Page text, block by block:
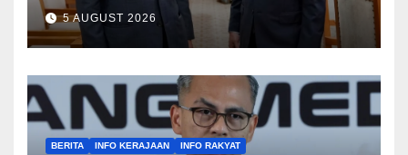
hubungan pertahanan
serantau
5 AUGUST 2026
BERITA INFO KERAJAAN INFO RAKYAT